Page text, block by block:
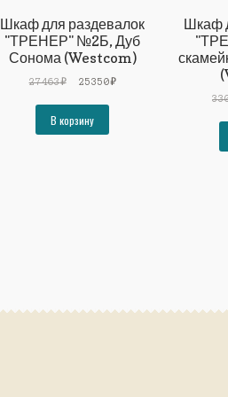
Шкаф для раздевалок
"ТРЕНЕР" №2Б, Дуб
Сонома (Westcom)
27463₽
Первоначальная
27463₽.
25350₽Текущая
В корзину
Шкаф